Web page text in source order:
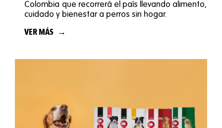
Colombia que recorrerá el país llevando alimento,
cuidado y bienestar a perros sin hogar.
VER MÁS